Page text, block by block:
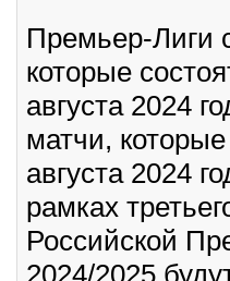
Премьер-Лиги
которые
августа 2024
матчи,
августа 2024
рамках
Российской
2024/2025